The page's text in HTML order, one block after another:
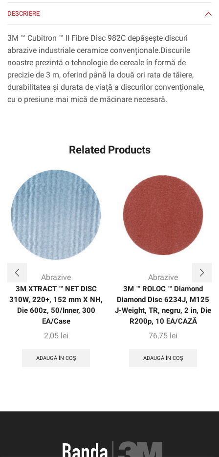
DESCRIERE
3M ™ Cubitron ™ II Fibre Disc 982C depășește discuri
abrazive industriale ceramice convenționale.Discurile
noastre prezintă o tehnologie de cereale în formă de
precizie de 3 m, oferind până la două ori rata de tăiere,
durabilitatea și durata de viață a discurilor convenționale,
cu o presiune mai mică de măcinare necesară.
Related Products
Abrazive
3M XTRACT ™ NET DISC
310W, 220+, 152 mm X NH,
Die 600z, 50/Inner, 300
EA/Case
2,05 lei
ADAUGĂ ÎN COȘ
Abrazive
3M ™ ROLOC ™ Diamond
Diamond Disc 6234J, M125
J-Weight, TR, negru, 2 in, Die
R200p, 10 EA/CAZĂ
76,75 lei
ADAUGĂ ÎN COȘ